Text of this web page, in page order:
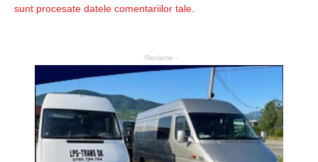
sunt procesate datele comentariilor tale
- Reclame -